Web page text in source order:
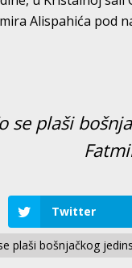
Alispahića pod
se plaši
Twitter
plaši bošnjačkog